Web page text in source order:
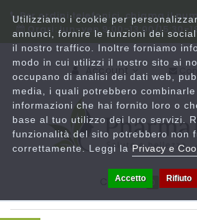
Per ordini telefonici, chiama il
Orari: lun-ven 9:00-13:00/15:30-
Account
Carrello
Utilizziamo i cookie per
annunci, fornire le funzioni dei
il nostro traffico. Inoltre forniamo
modo in cui utilizzi il nostro sito ai
occupano di analisi dei dati web,
media, i quali potrebbero
informazioni che hai fornito loro o
base al tuo utilizzo dei loro servizi.
funzionalità del sito potrebbero non
correttamente. Leggi la Privacy e
Accetto Rifiuto